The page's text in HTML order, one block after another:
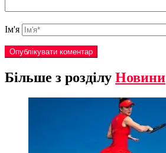
Ім'я
Більше з розділу Новини